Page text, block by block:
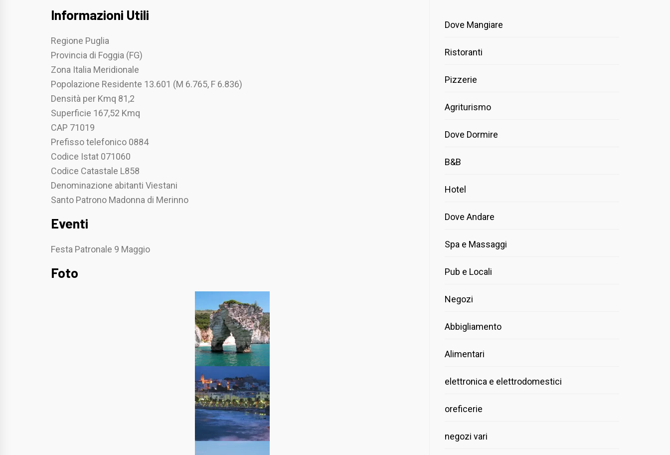
Informazioni Utili
Regione Puglia
Provincia di Foggia (FG)
Zona Italia Meridionale
Popolazione Residente 13.601 (M 6.765, F 6.836)
Densità per Kmq 81,2
Superficie 167,52 Kmq
CAP 71019
Prefisso telefonico 0884
Codice Istat 071060
Codice Catastale L858
Denominazione abitanti Viestani
Santo Patrono Madonna di Merinno
Eventi
Festa Patronale 9 Maggio
Foto
Dove Mangiare
Ristoranti
Pizzerie
Agriturismo
Dove Dormire
B&B
Hotel
Dove Andare
Spa e Massaggi
Pub e Locali
Negozi
Abbigliamento
Alimentari
elettronica e elettrodomestici
oreficerie
negozi vari